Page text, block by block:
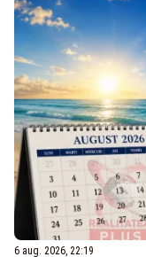
6 aug. 2026, 22:19